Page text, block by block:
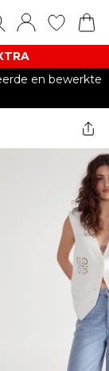
en bewerkte